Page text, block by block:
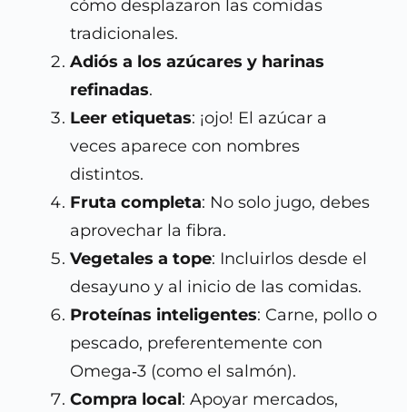
cómo desplazaron las comidas
tradicionales.
Adiós a los azúcares y harinas
refinadas.
Leer etiquetas: ¡ojo! El azúcar a
veces aparece con nombres
distintos.
Fruta completa: No solo jugo, debes
aprovechar la fibra.
Vegetales a tope: Incluirlos desde el
desayuno y al inicio de las comidas.
Proteínas inteligentes: Carne, pollo o
pescado, preferentemente con
Omega‑3 (como el salmón).
Compra local: Apoyar mercados,